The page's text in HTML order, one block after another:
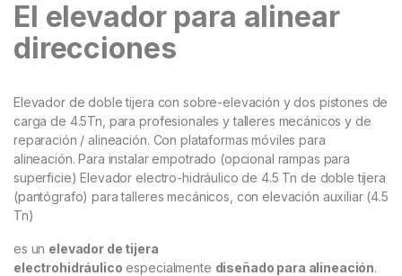
El elevador para alinear
direcciones
Elevador de doble tijera con sobre-elevación y dos pistones de
carga de 4.5Tn, para profesionales y talleres mecánicos y de
reparación / alineación. Con plataformas móviles para
alineación. Para instalar empotrado (opcional rampas para
superficie) Elevador electro-hidráulico de 4.5 Tn de doble tijera
(pantógrafo) para talleres mecánicos, con elevación auxiliar (4.5
Tn)
es un elevador de tijera
electrohidráulico especialmente diseñado para alineación.